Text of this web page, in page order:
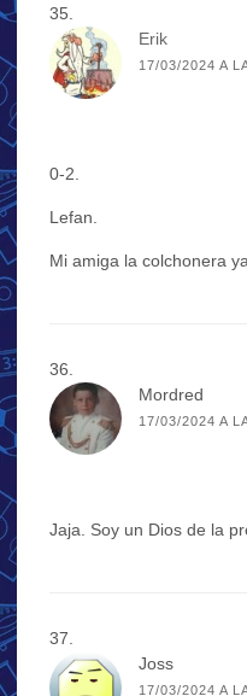
Erik
17/03/2024 A
0-2.
Lefan.
Mi amiga la colchonera
Mordred
17/03/2024 A
Jaja. Soy un Dios de la
Joss
17/03/2024 A